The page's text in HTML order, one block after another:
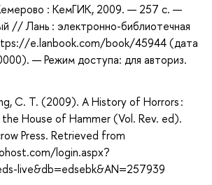
: КемГИК, 2009. — 257 с. —
// Лань : электронно-библиотечная
e.lanbook.com/book/45944 (дата
— Режим доступа: для авториз.
C. T. (2009). A History of Horrors :
the House of Hammer (Vol. Rev. ed).
Press. Retrieved from
login.aspx?
live&db=edsebk&AN=257939